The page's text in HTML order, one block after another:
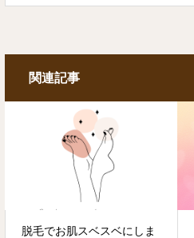
関連記事
脱毛でお肌スベスベにしま